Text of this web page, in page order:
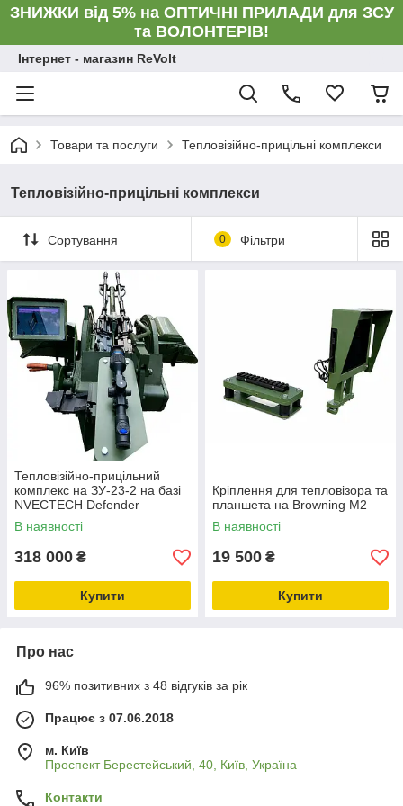
ЗНИЖКИ від 5% на ОПТИЧНІ ПРИЛАДИ для ЗСУ
та ВОЛОНТЕРІВ!
Інтернет - магазин ReVolt
Товари та послуги Тепловізійно-прицільні комплекси
Тепловізійно-прицільні комплекси
Сортування 0 Фільтри
Тепловізійно-прицільний
комплекс на ЗУ-23-2 на базі
NVECTECH Defender
В наявності
318 000 ₴
Купити
Кріплення для тепловізора та
планшета на Browning M2
В наявності
19 500 ₴
Купити
Про нас
96% позитивних з 48 відгуків за рік
Працює з 07.06.2018
м. Київ
Проспект Берестейський, 40, Київ, Україна
Контакти